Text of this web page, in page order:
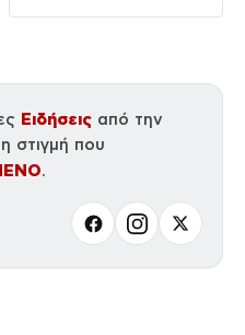
Ειδήσεις από την
στιγμή που
.